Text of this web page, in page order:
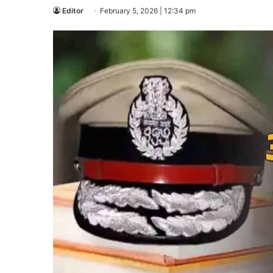
Editor February 5, 2026 | 12:34 pm